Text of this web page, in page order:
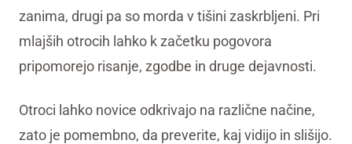
zanima, drugi pa so morda v tišini zaskrbljeni. Pri
mlajših otrocih lahko k začetku pogovora
pripomorejo risanje, zgodbe in druge dejavnosti.
Otroci lahko novice odkrivajo na različne načine,
zato je pomembno, da preverite, kaj vidijo in slišijo.